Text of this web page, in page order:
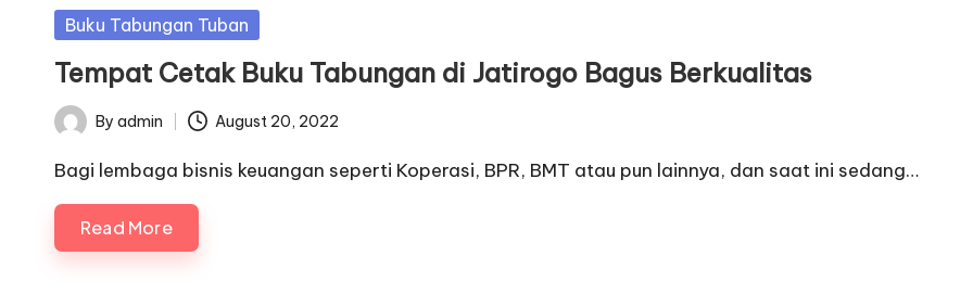
Posted
Buku Tabungan Tuban
Tempat Cetak Buku Tabungan di Jatirogo Bagus Berkualitas
Posted
by
By admin August 20, 2022
Bagi lembaga bisnis keuangan seperti Koperasi, BPR, BMT atau pun lainnya, dan saat ini sedang…
Read More